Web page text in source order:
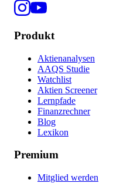
Produkt
Aktienanalysen
AAQS Studie
Watchlist
Aktien Screener
Lernpfade
Finanzrechner
Blog
Lexikon
Premium
Mitglied werden